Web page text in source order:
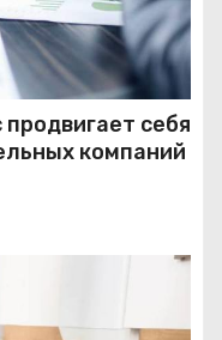
себя
компаний